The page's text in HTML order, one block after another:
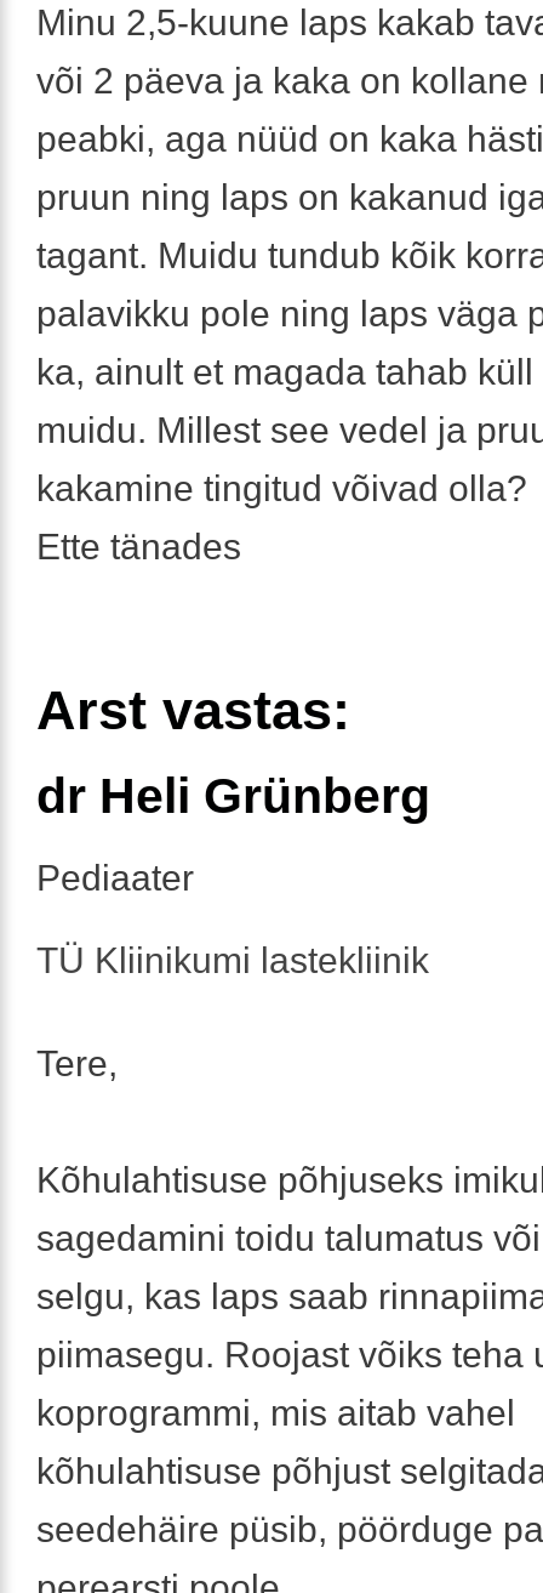
Minu 2,5-kuune laps kakab
või 2 päeva ja kaka on kollane
peabki, aga nüüd on kaka
pruun ning laps on kakanud
tagant. Muidu tundub kõik
palavikku pole ning laps väga
ka, ainult et magada tahab
muidu. Millest see vedel ja
kakamine tingitud võivad olla?
Ette tänades
Arst vastas:
dr Heli Grünberg
Pediaater
TÜ Kliinikumi lastekliinik
Tere,
Kõhulahtisuse põhjuseks
sagedamini toidu talumatus
selgu, kas laps saab
piimasegu. Roojast võiks teha
koprogrammi, mis aitab vahel
kõhulahtisuse põhjust
seedehäire püsib, pöörduge